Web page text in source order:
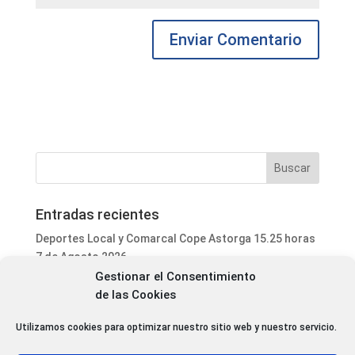
Gestionar el Consentimiento
de las Cookies
Utilizamos cookies para optimizar nuestro sitio web y nuestro servicio.
Entradas recientes
Deportes Local y Comarcal Cope Astorga 15.25 horas
7 de Agosto 2026
Informativo Mediodía Cope Astorga 14.20 horas 7 de
Agosto 2026
San Justo de la Vega acoge este fin de semana un